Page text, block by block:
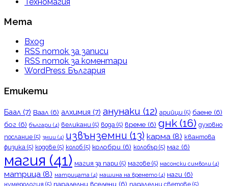
Мета
Вход
RSS поток за записи
RSS поток за коментари
WordPress България
Етикети
Баал (7) Ваал (6) алхимия (7) анунаки (12) арийци (5) баене (6)
бог (6) българи (4) великани (5) вода (5) време (6) днк (16) духовно
послание (5) змии (4) извънземни (13) карма (8) квантова
физика (5) кодове (5) колоб (5) колобри (6) колобър (5) маг (6)
магия (41) магия за пари (5) магове (5) масонски символи (4)
матрица (8) матрицата (4) машина на времето (4) наги (6)
нумерология (5) паралелни вселени (6) паралелни светове (5)